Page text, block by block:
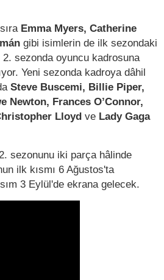
Emma Myers, Catherine
gibi isimlerin de ilk sezondaki
sezonda oyuncu kadrosuna
Yeni sezonda kadroya dâhil
Steve Buscemi, Billie Piper,
Newton, Frances O’Connor,
Lloyd ve Lady Gaga
sezonunu iki parça hâlinde
ilk kısmı 6 Ağustos'ta
3 Eylül'de ekrana gelecek.